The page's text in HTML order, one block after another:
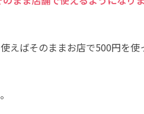
えばそのままお店で500円を使